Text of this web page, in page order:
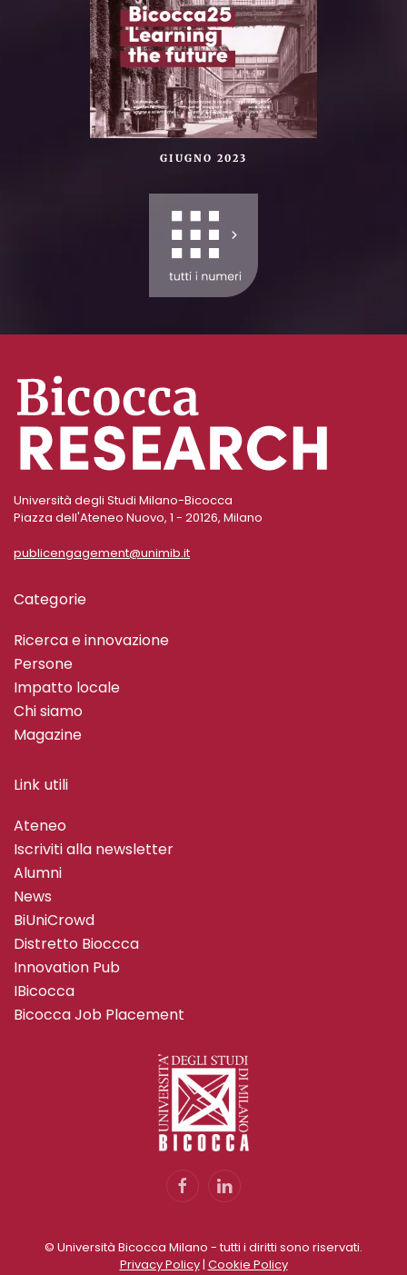
GIUGNO 2023
Università degli Studi Milano-Bicocca
Piazza dell'Ateneo Nuovo, 1 - 20126, Milano
publicengagement@unimib.it
Categorie
Ricerca e innovazione
Persone
Impatto locale
Chi siamo
Magazine
Link utili
Ateneo
Iscriviti alla newsletter
Alumni
News
BiUniCrowd
Distretto Bioccca
Innovation Pub
IBicocca
Bicocca Job Placement
© Università Bicocca Milano - tutti i diritti sono riservati.
Privacy Policy| Cookie Policy